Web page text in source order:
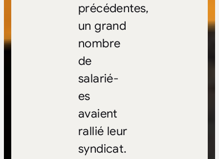
précédentes,
un grand
nombre
de
salarié-
es
avaient
rallié leur
syndicat.